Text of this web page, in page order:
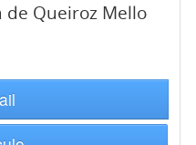
de Queiroz Mello